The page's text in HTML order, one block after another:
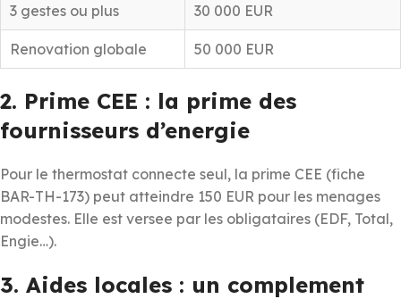
3 gestes ou plus 30 000 EUR
Renovation globale 50 000 EUR
2. Prime CEE : la prime des
fournisseurs d’energie
Pour le thermostat connecte seul, la prime CEE (fiche
BAR-TH-173) peut atteindre 150 EUR pour les menages
modestes. Elle est versee par les obligataires (EDF, Total,
Engie…).
3. Aides locales : un complement